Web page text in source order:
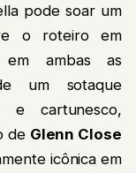
pode soar um
o roteiro em
em ambas as
um sotaque
e cartunesco,
de Glenn Close
icônica em